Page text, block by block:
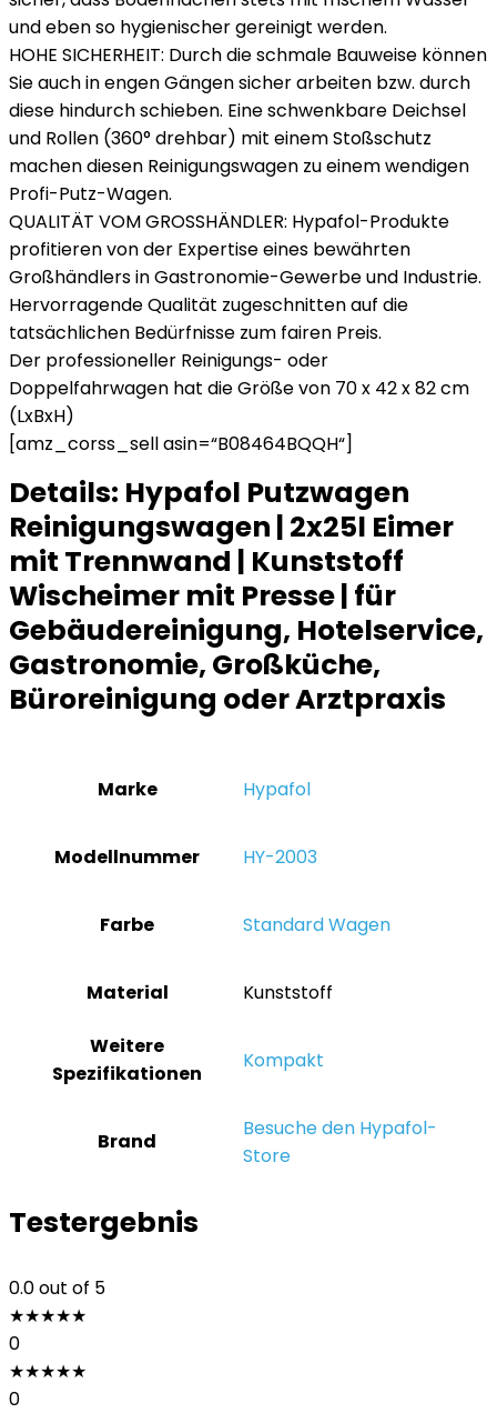
und eben so hygienischer gereinigt werden.
HOHE SICHERHEIT: Durch die schmale Bauweise können
Sie auch in engen Gängen sicher arbeiten bzw. durch
diese hindurch schieben. Eine schwenkbare Deichsel
und Rollen (360° drehbar) mit einem Stoßschutz
machen diesen Reinigungswagen zu einem wendigen
Profi-Putz-Wagen.
QUALITÄT VOM GROSSHÄNDLER: Hypafol-Produkte
profitieren von der Expertise eines bewährten
Großhändlers in Gastronomie-Gewerbe und Industrie.
Hervorragende Qualität zugeschnitten auf die
tatsächlichen Bedürfnisse zum fairen Preis.
Der professioneller Reinigungs- oder
Doppelfahrwagen hat die Größe von 70 x 42 x 82 cm
(LxBxH)
[amz_corss_sell asin=“B08464BQQH“]
Details: Hypafol Putzwagen
Reinigungswagen | 2x25l Eimer
mit Trennwand | Kunststoff
Wischeimer mit Presse | für
Gebäudereinigung, Hotelservice,
Gastronomie, Großküche,
Büroreinigung oder Arztpraxis
Marke ‎Hypafol
Modellnummer ‎HY-2003
Farbe ‎Standard Wagen
Material ‎Kunststoff
Weitere
Spezifikationen
‎Kompakt
Brand
Besuche den Hypafol-
Store
Testergebnis
0.0out of 5
★★★★★
0
★★★★★
0